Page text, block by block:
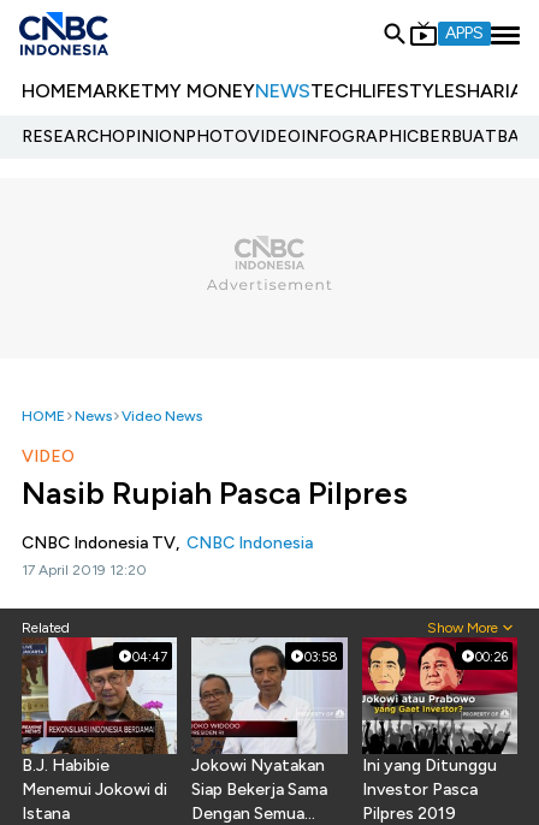
APPS
HOMEMARKETMY MONEYNEWSTECHLIFESTYLESHARIA
RESEARCHOPINIONPHOTOVIDEOINFOGRAPHIC
HOME News Video News
VIDEO
Nasib Rupiah Pasca Pilpres
CNBC Indonesia TV, CNBC Indonesia
17 April 2019 12:20
Related Show More
04:47
B.J. Habibie
Menemui Jokowi di
Istana
03:58
Jokowi Nyatakan
Siap Bekerja Sama
Dengan Semua
00:26
Ini yang Ditunggu
Investor Pasca
Pilpres 2019